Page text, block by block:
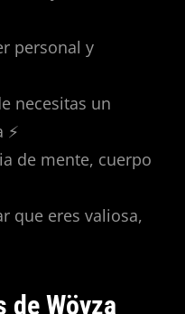
personal y
necesitas un
de mente, cuerpo
que eres valiosa,
de Wöyza